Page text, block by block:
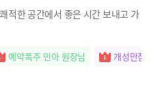
적한 공간에서 좋은 시간 보내고 가
예약폭주 민아 원장님 개성만점 소